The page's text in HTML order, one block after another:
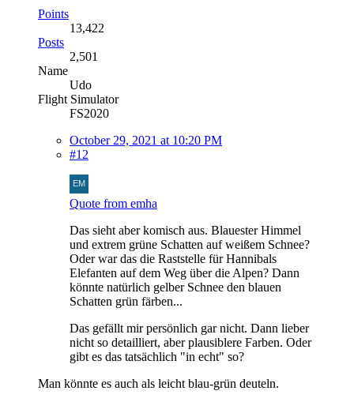
Points
13,422
Posts
2,501
Name
Udo
Flight Simulator
FS2020
October 29, 2021 at 10:20 PM
#12
Quote from emha
Das sieht aber komisch aus. Blauester Himmel
und extrem grüne Schatten auf weißem Schnee?
Oder war das die Raststelle für Hannibals
Elefanten auf dem Weg über die Alpen? Dann
könnte natürlich gelber Schnee den blauen
Schatten grün färben...
Das gefällt mir persönlich gar nicht. Dann lieber
nicht so detailliert, aber plausiblere Farben. Oder
gibt es das tatsächlich "in echt" so?
Man könnte es auch als leicht blau-grün deuteln.